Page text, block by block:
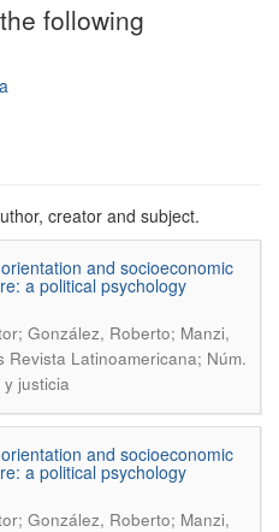
following
creator and subject.
and socioeconomic
a political psychology
González, Roberto; Manzi,
Revista Latinoamericana; Núm.
justicia
and socioeconomic
a political psychology
González, Roberto; Manzi,